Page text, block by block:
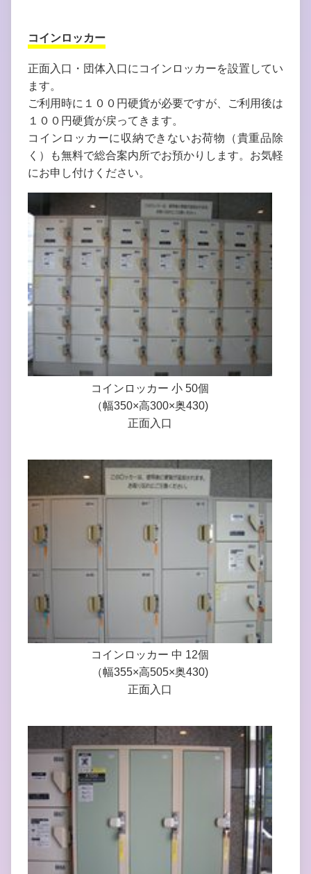
コインロッカー
正面入口・団体入口にコインロッカーを設置してい
ます。
ご利用時に１００円硬貨が必要ですが、ご利用後は
１００円硬貨が戻ってきます。
コインロッカーに収納できないお荷物（貴重品除
く）も無料で総合案内所でお預かりします。お気軽
にお申し付けください。
コインロッカー 小 50個
（幅350×高300×奥430)
正面入口
コインロッカー 中 12個
（幅355×高505×奥430)
正面入口